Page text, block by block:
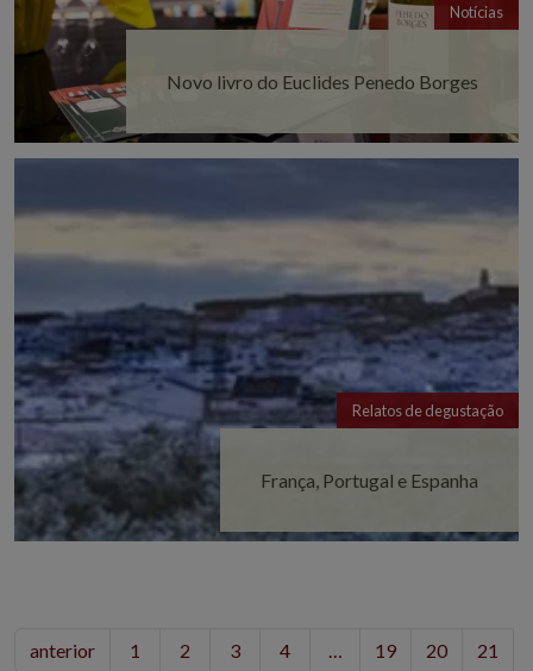
Notícias
Novo livro do Euclides Penedo Borges
Relatos de degustação
França, Portugal e Espanha
anterior 1 2 3 4 … 19 20
21